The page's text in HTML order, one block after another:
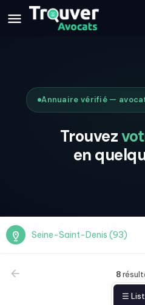
Annuaire vérifié —
Trouvez
en
Seine-Saint-Denis (93)
8
☰